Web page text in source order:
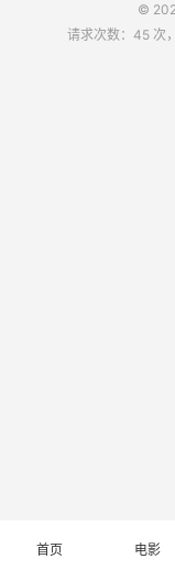
©
请求次数：45 次
首页 电影